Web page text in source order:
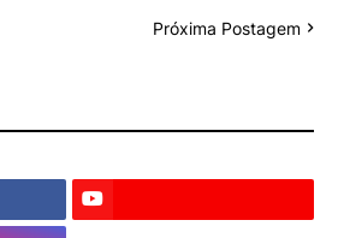
Próxima Postagem